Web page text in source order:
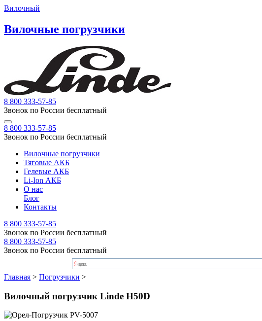
Вилочный
Вилочные погрузчики
8 800 333-57-85
Звонок по России бесплатный
8 800 333-57-85
Звонок по России бесплатный
Вилочные погрузчики
Тяговые АКБ
Гелевые АКБ
Li-Ion АКБ
О нас
Блог
Контакты
8 800 333-57-85
Звонок по России бесплатный
8 800 333-57-85
Звонок по России бесплатный
Главная > Погрузчики >
Вилочный погрузчик Linde H50D